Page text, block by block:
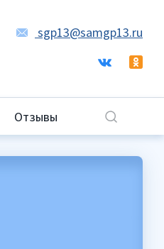
sgp13@samgp13.ru
Отзывы